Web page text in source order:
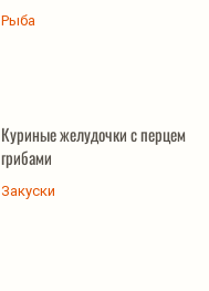
Рыба
Куриные желудочки с перцем и
грибами
Закуски